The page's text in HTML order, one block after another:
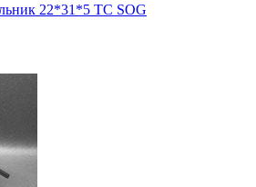
22*31*5 TC SOG